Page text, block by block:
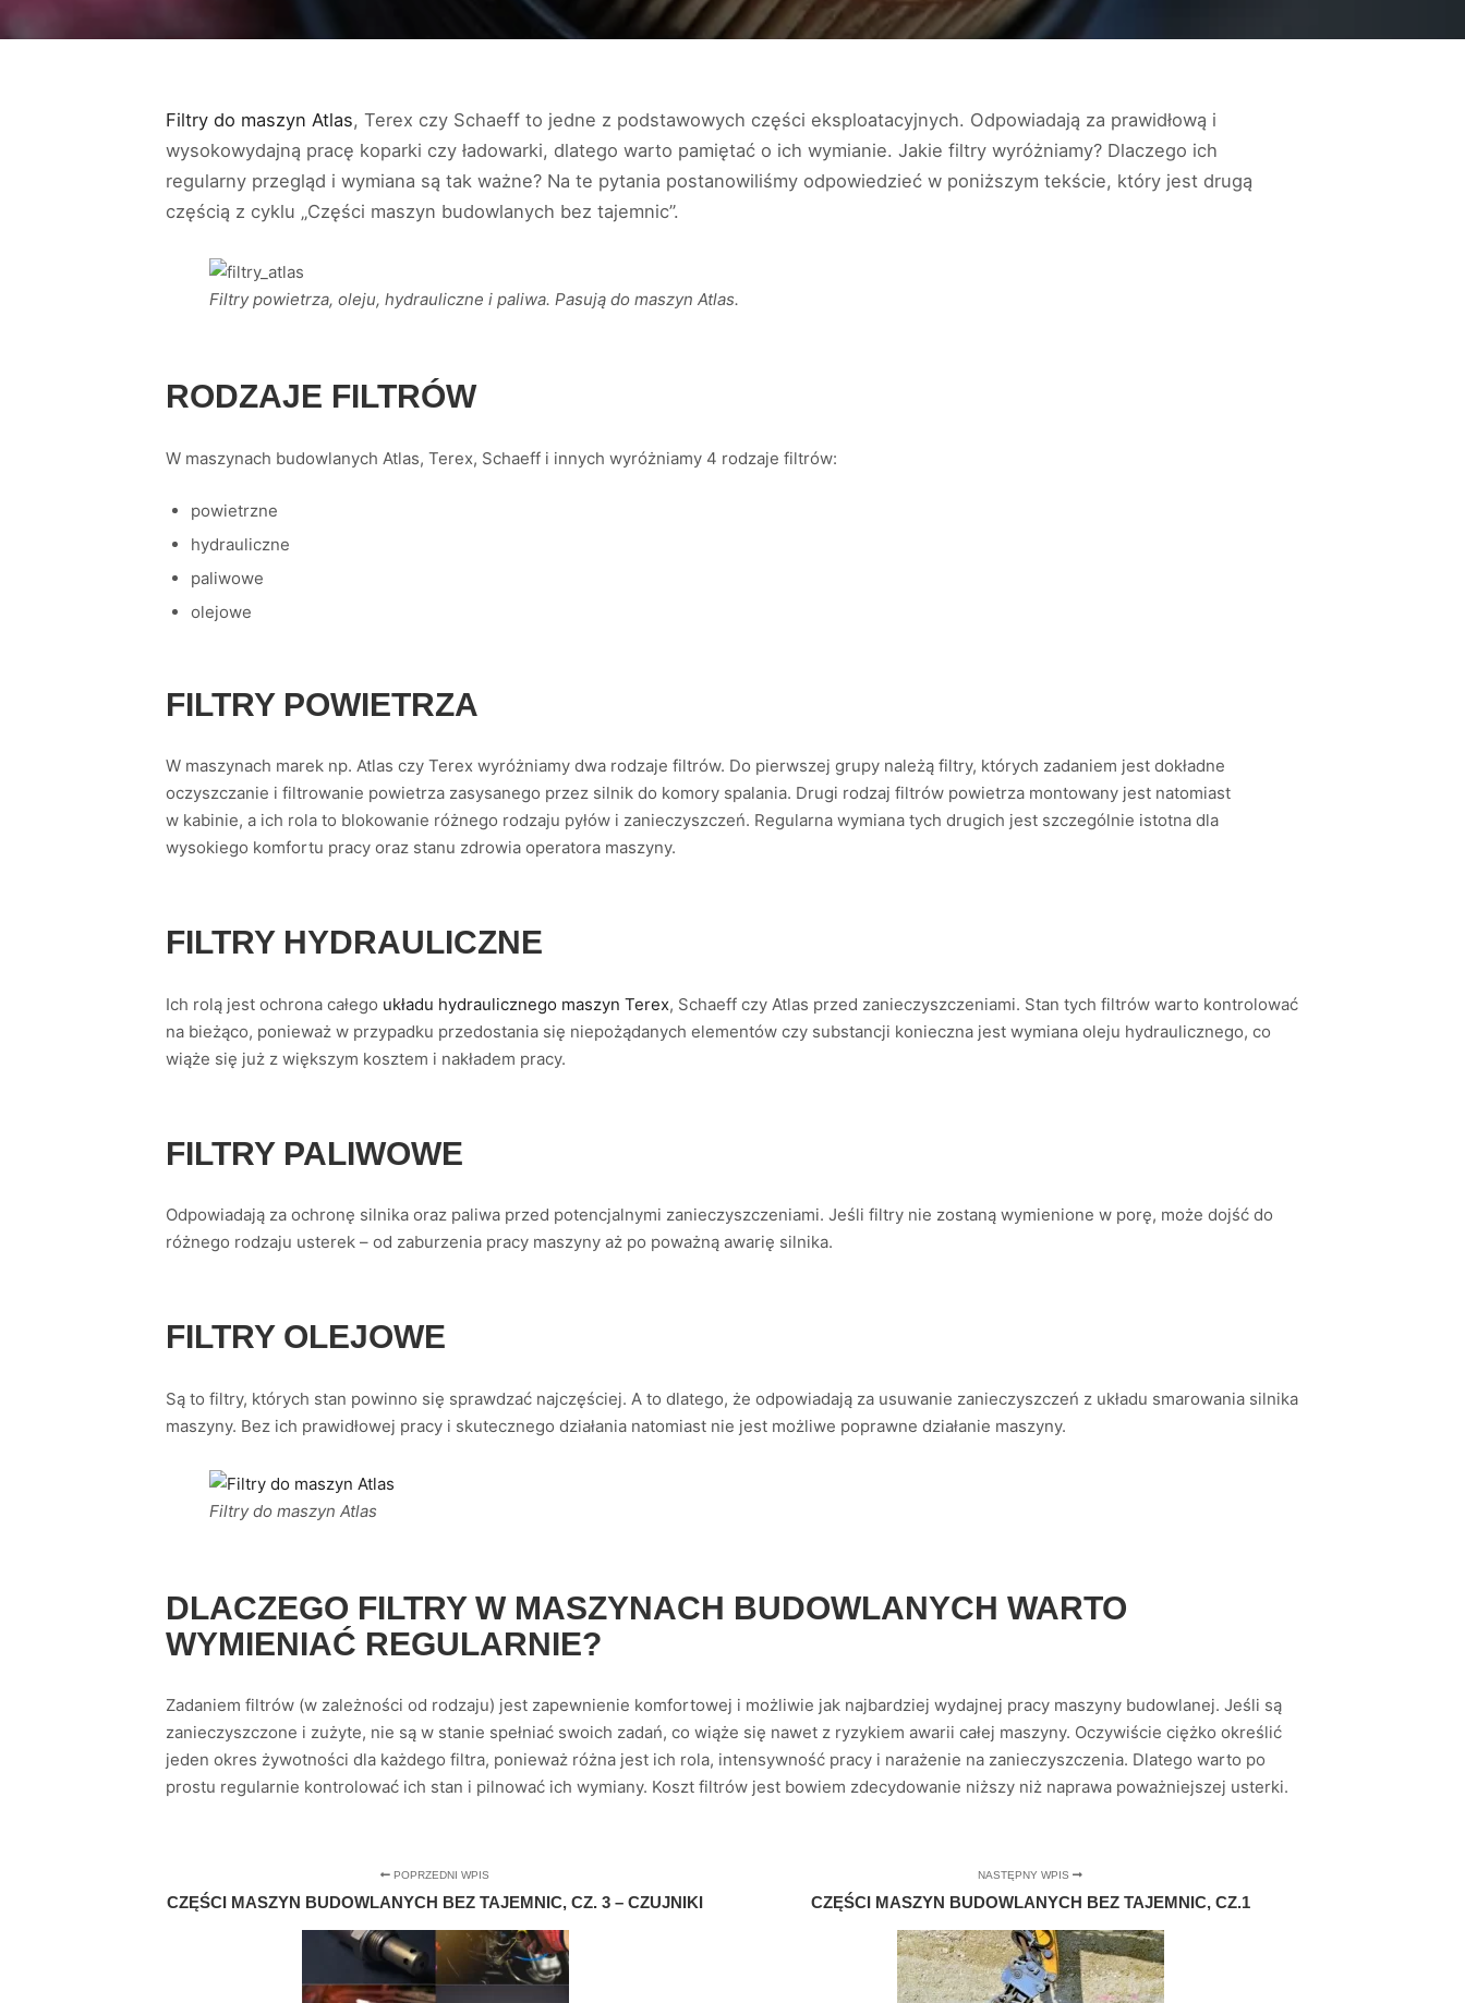
Filtry do maszyn Atlas, Terex czy Schaeff to jedne z podstawowych części eksploatacyjnych. Odpowiadają za prawidłową i
wysokowydajną pracę koparki czy ładowarki, dlatego warto pamiętać o ich wymianie. Jakie filtry wyróżniamy? Dlaczego ich
regularny przegląd i wymiana są tak ważne? Na te pytania postanowiliśmy odpowiedzieć w poniższym tekście, który jest drugą
częścią z cyklu „Części maszyn budowlanych bez tajemnic”.
Filtry powietrza, oleju, hydrauliczne i paliwa. Pasują do maszyn Atlas.
RODZAJE FILTRÓW
W maszynach budowlanych Atlas, Terex, Schaeff i innych wyróżniamy 4 rodzaje filtrów:
powietrzne
hydrauliczne
paliwowe
olejowe
FILTRY POWIETRZA
W maszynach marek np. Atlas czy Terex wyróżniamy dwa rodzaje filtrów. Do pierwszej grupy należą filtry, których zadaniem jest dokładne
oczyszczanie i filtrowanie powietrza zasysanego przez silnik do komory spalania. Drugi rodzaj filtrów powietrza montowany jest natomiast
w kabinie, a ich rola to blokowanie różnego rodzaju pyłów i zanieczyszczeń. Regularna wymiana tych drugich jest szczególnie istotna dla
wysokiego komfortu pracy oraz stanu zdrowia operatora maszyny.
FILTRY HYDRAULICZNE
Ich rolą jest ochrona całego układu hydraulicznego maszyn Terex, Schaeff czy Atlas przed zanieczyszczeniami. Stan tych filtrów warto kontrolować
na bieżąco, ponieważ w przypadku przedostania się niepożądanych elementów czy substancji konieczna jest wymiana oleju hydraulicznego, co
wiąże się już z większym kosztem i nakładem pracy.
FILTRY PALIWOWE
Odpowiadają za ochronę silnika oraz paliwa przed potencjalnymi zanieczyszczeniami. Jeśli filtry nie zostaną wymienione w porę, może dojść do
różnego rodzaju usterek – od zaburzenia pracy maszyny aż po poważną awarię silnika.
FILTRY OLEJOWE
Są to filtry, których stan powinno się sprawdzać najczęściej. A to dlatego, że odpowiadają za usuwanie zanieczyszczeń z układu smarowania silnika
maszyny. Bez ich prawidłowej pracy i skutecznego działania natomiast nie jest możliwe poprawne działanie maszyny.
Filtry do maszyn Atlas
DLACZEGO FILTRY W MASZYNACH BUDOWLANYCH WARTO
WYMIENIAĆ REGULARNIE?
Zadaniem filtrów (w zależności od rodzaju) jest zapewnienie komfortowej i możliwie jak najbardziej wydajnej pracy maszyny budowlanej. Jeśli są
zanieczyszczone i zużyte, nie są w stanie spełniać swoich zadań, co wiąże się nawet z ryzykiem awarii całej maszyny. Oczywiście ciężko określić
jeden okres żywotności dla każdego filtra, ponieważ różna jest ich rola, intensywność pracy i narażenie na zanieczyszczenia. Dlatego warto po
prostu regularnie kontrolować ich stan i pilnować ich wymiany. Koszt filtrów jest bowiem zdecydowanie niższy niż naprawa poważniejszej usterki.
POPRZEDNI WPIS
CZĘŚCI MASZYN BUDOWLANYCH BEZ TAJEMNIC, CZ. 3 – CZUJNIKI
NASTĘPNY WPIS
CZĘŚCI MASZYN BUDOWLANYCH BEZ TAJEMNIC, CZ.1